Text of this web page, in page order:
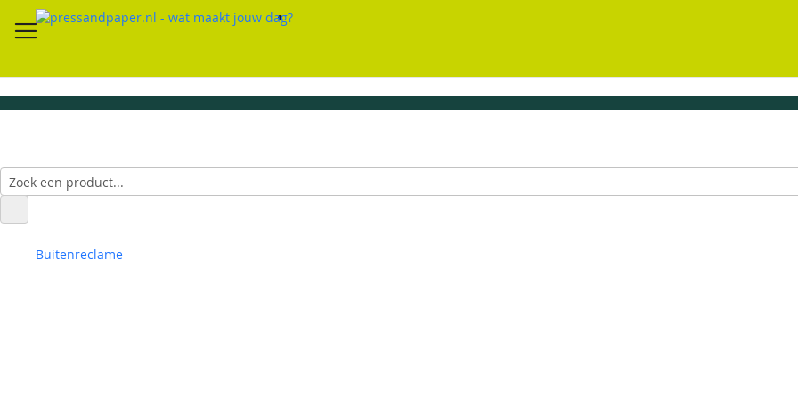
Buitenreclame